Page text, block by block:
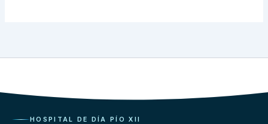
HOSPITAL DE DÍA PÍO XII